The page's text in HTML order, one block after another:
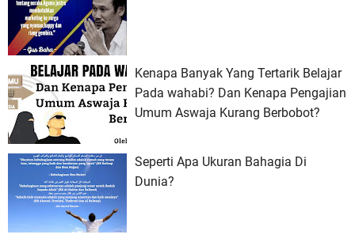
Kenapa Banyak Yang Tertarik Belajar
Pada wahabi? Dan Kenapa Pengajian
Umum Aswaja Kurang Berbobot?
Seperti Apa Ukuran Bahagia Di
Dunia?